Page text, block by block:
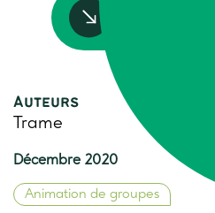
Auteurs
Trame
Décembre 2020
Animation de groupes